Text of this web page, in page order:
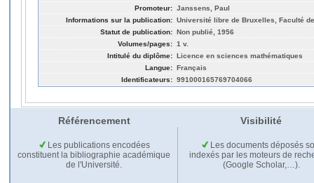
Promoteur: Janssens, Paul
Informations sur la publication: Université libre de Bruxelles, Faculté
Statut de publication: Non publié, 1956
Volumes/pages: 1 v.
Intitulé du diplôme: Licence en sciences mathématiques
Langue: Français
Identificateurs: 991000165769704066
Référencement Visibilité
Les publications encodées
constituent la bibliographie académique
de l'Université.
Les documents déposés
indexés par les moteurs de
(Google Scholar,…).